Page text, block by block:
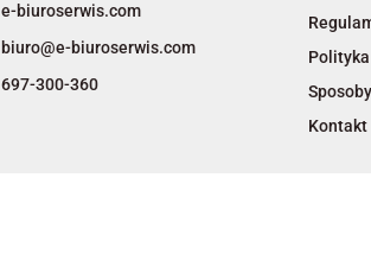
e-biuroserwis.com
biuro@e-biuroserwis.com
697-300-360
Kontakt